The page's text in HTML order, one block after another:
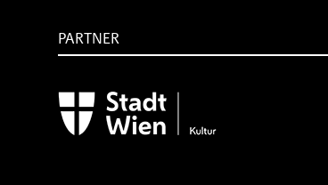
PARTNER